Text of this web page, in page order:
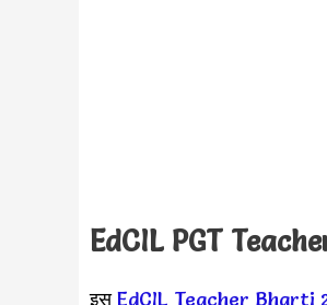
EdCIL PGT
इसEdCIL Teacher Bharti